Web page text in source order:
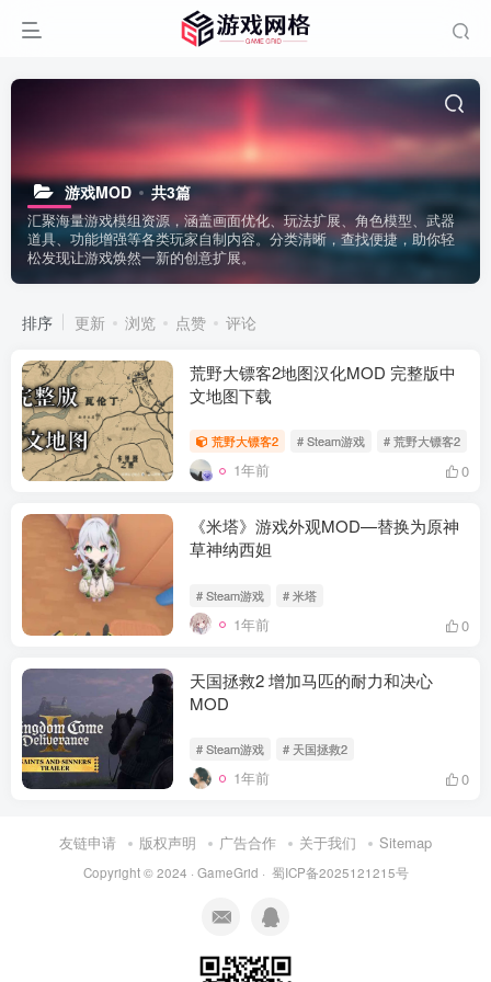
关注 关注
游戏MOD 共3篇
汇聚海量游戏模组资源，涵盖画面优化、玩法扩展、角色模型、武器
道具、功能增强等各类玩家自制内容。分类清晰，查找便捷，助你轻
松发现让游戏焕然一新的创意扩展。
排序 更新 浏览 点赞 评论
荒野大镖客2地图汉化MOD 完整版中
文地图下载
荒野大镖客2 # Steam游戏 # 荒野大镖客2
1年前 0
《米塔》游戏外观MOD—替换为原神
草神纳西妲
# Steam游戏 # 米塔
1年前 0
天国拯救2 增加马匹的耐力和决心
MOD
# Steam游戏 # 天国拯救2
1年前 0
友链申请 版权声明 广告合作 关于我们 Sitemap
Copyright © 2024 · GameGrid · 蜀ICP备2025121215号